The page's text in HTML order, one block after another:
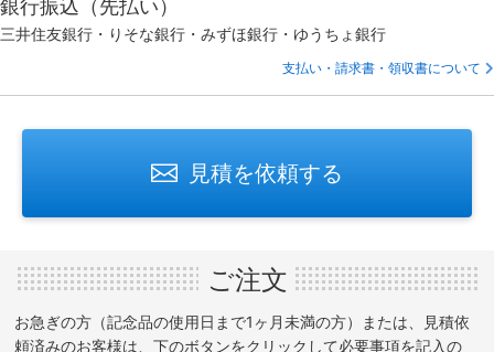
銀行振込（先払い）
三井住友銀行・りそな銀行・みずほ銀行・ゆうちょ銀行
支払い・請求書・領収書について
見積を依頼する
ご注文
お急ぎの方（記念品の使用日まで1ヶ月未満の方）または、見積依
頼済みのお客様は、下のボタンをクリックして必要事項を記入の